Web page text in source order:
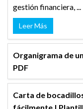
gestión financiera, ...
Leer Más
Organigrama de
PDF
Carta de